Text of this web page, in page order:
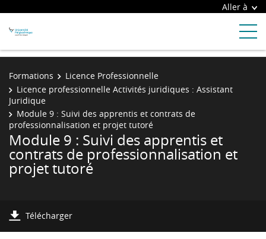
Aller à
Formations
Licence Professionnelle
Licence professionnelle Activités juridiques : Assistant
Juridique
Module 9 : Suivi des apprentis et contrats de
professionnalisation et projet tutoré
Module 9 : Suivi des apprentis et
contrats de professionnalisation et
projet tutoré
Télécharger